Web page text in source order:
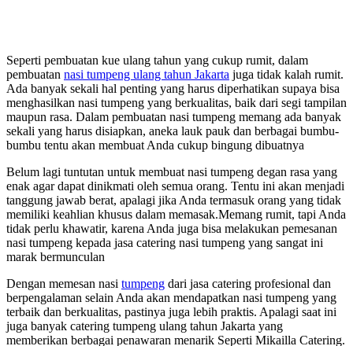
Seperti pembuatan kue ulang tahun yang cukup rumit, dalam
pembuatan nasi tumpeng ulang tahun Jakarta juga tidak kalah rumit.
Ada banyak sekali hal penting yang harus diperhatikan supaya bisa
menghasilkan nasi tumpeng yang berkualitas, baik dari segi tampilan
maupun rasa. Dalam pembuatan nasi tumpeng memang ada banyak
sekali yang harus disiapkan, aneka lauk pauk dan berbagai bumbu-
bumbu tentu akan membuat Anda cukup bingung dibuatnya
Belum lagi tuntutan untuk membuat nasi tumpeng degan rasa yang
enak agar dapat dinikmati oleh semua orang. Tentu ini akan menjadi
tanggung jawab berat, apalagi jika Anda termasuk orang yang tidak
memiliki keahlian khusus dalam memasak.Memang rumit, tapi Anda
tidak perlu khawatir, karena Anda juga bisa melakukan pemesanan
nasi tumpeng kepada jasa catering nasi tumpeng yang sangat ini
marak bermunculan
Dengan memesan nasi tumpeng dari jasa catering profesional dan
berpengalaman selain Anda akan mendapatkan nasi tumpeng yang
terbaik dan berkualitas, pastinya juga lebih praktis. Apalagi saat ini
juga banyak catering tumpeng ulang tahun Jakarta yang
memberikan berbagai penawaran menarik Seperti Mikailla Catering.